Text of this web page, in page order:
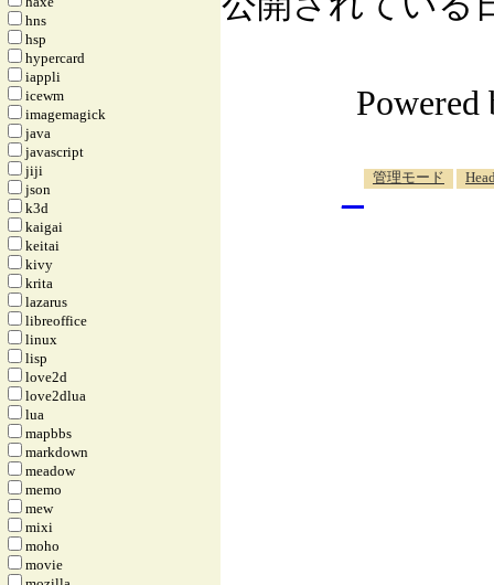
hns
hsp
hypercard
iappli
icewm
imagemagick
java
javascript
jiji
json
k3d
kaigai
keitai
kivy
krita
lazarus
libreoffice
linux
lisp
love2d
love2dlua
lua
mapbbs
markdown
meadow
memo
mew
mixi
moho
movie
管理モード